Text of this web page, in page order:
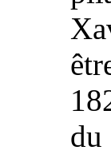
du